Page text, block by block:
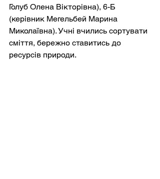
Голуб Олена Вікторівна), 6-Б
(керівник Мегельбей Марина
Миколаївна). Учні вчились сортувати
сміття, бережно ставитись до
ресурсів природи.